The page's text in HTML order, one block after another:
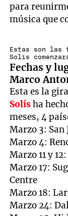
para
música que
Estas son las
Solís
Fechas y
Marco
Esta es la
Solísha
meses, 4
Marzo 3: San
Marzo 4:
Marzo 11 y
Marzo 17:
Centre
Marzo 18:
Marzo 24: